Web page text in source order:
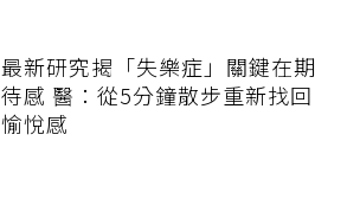
最新研究揭「失樂症」關鍵在期
待感 醫：從5分鐘散步重新找回
愉悅感